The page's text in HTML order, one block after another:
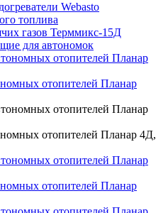
Webasto
топлива
газов Терммикс-15Д
для автономок
отопителей Планар
отопителей Планар 4Д,
отопителей Планар